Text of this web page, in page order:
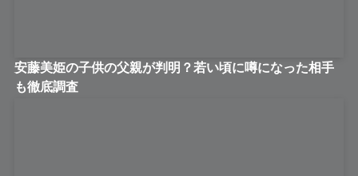
安藤美姫の子供の父親が判明？若い頃に噂になった相手
も徹底調査